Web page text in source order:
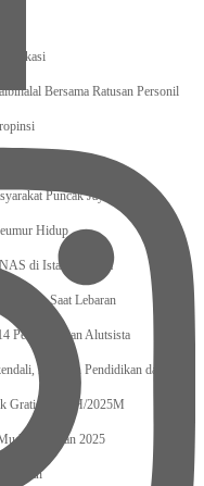
Bekasi
Bersama Ratusan Personil
Keharmonisasian
Puncak Jaya
Hidup
di Istana Negara
Saat Lebaran
Personel Dan Alutsista
Layanan Pendidikan dan
Gratis 1446 H/2025M
Lebaran 2025